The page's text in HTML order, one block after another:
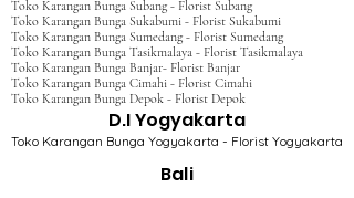
Toko Karangan Bunga Subang - Florist Subang
Toko Karangan Bunga Sukabumi - Florist Sukabumi
Toko Karangan Bunga Sumedang - Florist Sumedang
Toko Karangan Bunga Tasikmalaya - Florist Tasikmalaya
Toko Karangan Bunga Banjar- Florist Banjar
Toko Karangan Bunga Cimahi - Florist Cimahi
Toko Karangan Bunga Depok - Florist Depok
D.I Yogyakarta
Toko Karangan Bunga Yogyakarta - Florist Yogyakarta
Bali